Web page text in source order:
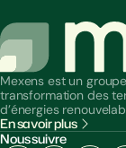
Mexens est un
transformation des
d’énergies
En savoir plus
Nous suivre